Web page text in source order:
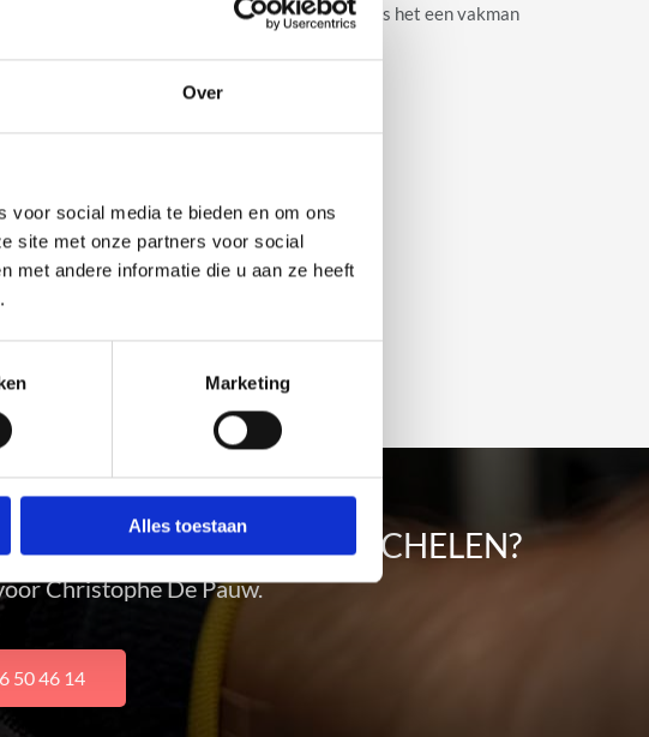
Over
voor social media te bieden en om ons
site met onze partners voor social
met andere informatie die u aan ze heeft
Marketing
Alles toestaan
te eindigen met een piekfijne afwerking, zoals het een vakman
cv en sanitair
nieuw sanitair
DE OMGEVING VAN WICHELEN?
Christophe De Pauw.
50 46 14